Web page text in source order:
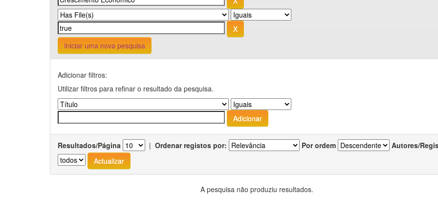
Iniciar uma nova pesquisa
Adicionar filtros:
Utilizar filtros para refinar o resultado da pesquisa.
Resultados/Página | Ordenar registos por: Por ordem Autores/
A pesquisa não produziu resultados.